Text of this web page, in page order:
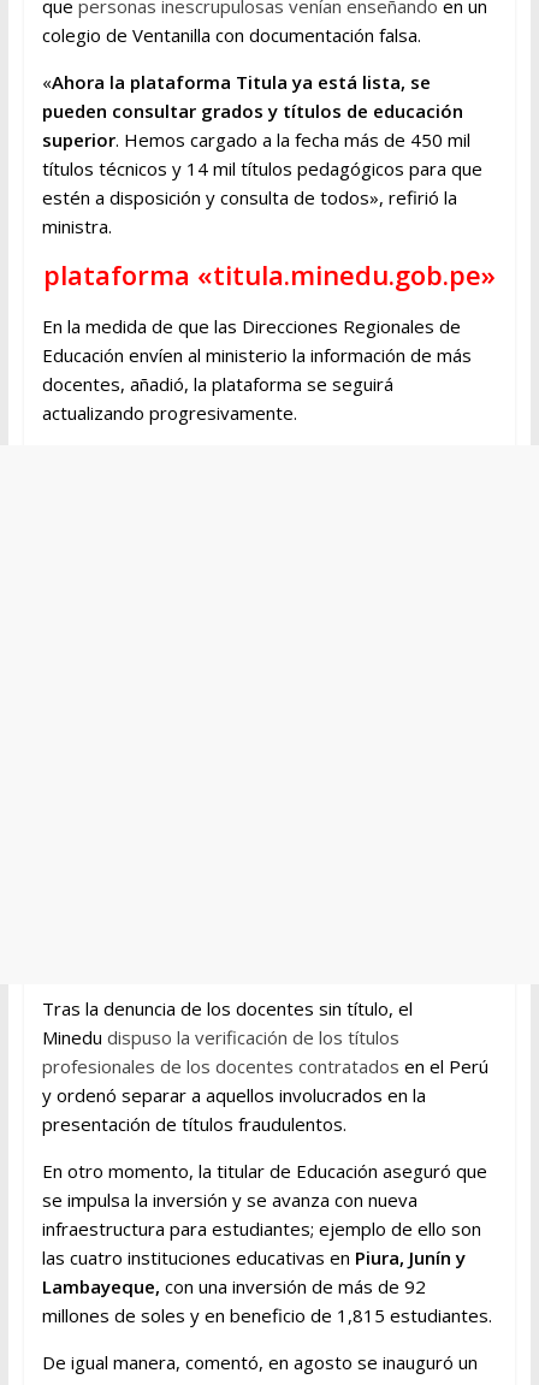
que personas inescrupulosas venían enseñando en un
colegio de Ventanilla con documentación falsa.
«Ahora la plataforma Titula ya está lista, se
pueden consultar grados y títulos de educación
superior. Hemos cargado a la fecha más de 450 mil
títulos técnicos y 14 mil títulos pedagógicos para que
estén a disposición y consulta de todos», refirió la
ministra.
plataforma «titula.minedu.gob.pe»
En la medida de que las Direcciones Regionales de
Educación envíen al ministerio la información de más
docentes, añadió, la plataforma se seguirá
actualizando progresivamente.
Tras la denuncia de los docentes sin título, el
Minedu dispuso la verificación de los títulos
profesionales de los docentes contratados en el Perú
y ordenó separar a aquellos involucrados en la
presentación de títulos fraudulentos.
En otro momento, la titular de Educación aseguró que
se impulsa la inversión y se avanza con nueva
infraestructura para estudiantes; ejemplo de ello son
las cuatro instituciones educativas en Piura, Junín y
Lambayeque, con una inversión de más de 92
millones de soles y en beneficio de 1,815 estudiantes.
De igual manera, comentó, en agosto se inauguró un